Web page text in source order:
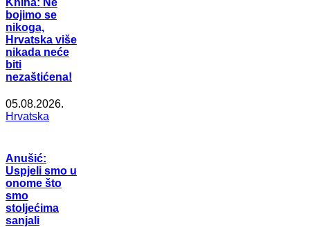
Knina: Ne
bojimo se
nikoga,
Hrvatska više
nikada neće
biti
nezaštićena!
05.08.2026.
Hrvatska
Anušić:
Uspjeli smo u
onome što
smo
stoljećima
sanjali